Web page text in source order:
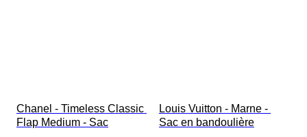
Chanel - Timeless Classic
Flap Medium - Sac
Louis Vuitton - Marne -
Sac en bandoulière